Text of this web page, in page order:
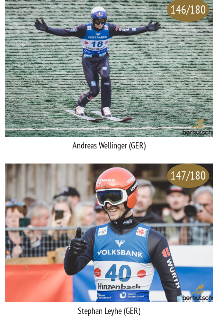
146/180
Andreas Wellinger (GER)
147/180
Stephan Leyhe (GER)